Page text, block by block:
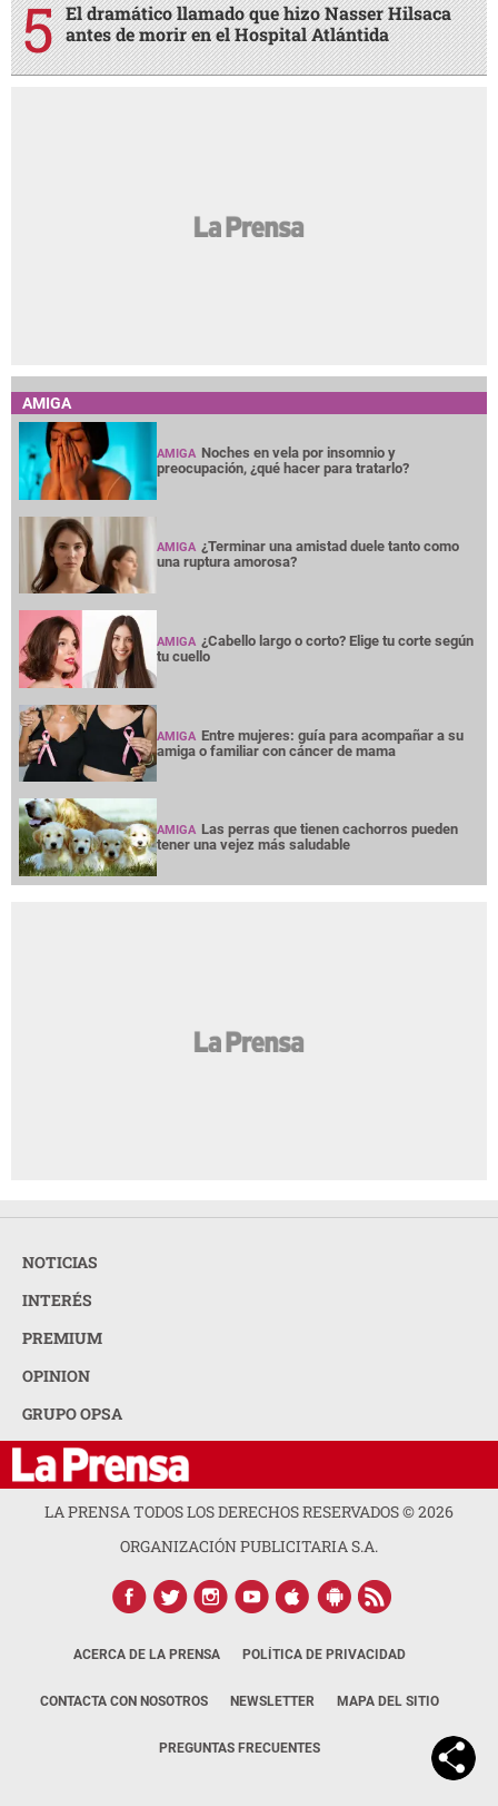
El dramático llamado que hizo Nasser Hilsaca
antes de morir en el Hospital Atlántida
AMIGA
AMIGA Noches en vela por insomnio y
preocupación, ¿qué hacer para tratarlo?
AMIGA ¿Terminar una amistad duele tanto como
una ruptura amorosa?
AMIGA ¿Cabello largo o corto? Elige tu corte según
tu cuello
AMIGA Entre mujeres: guía para acompañar a su
amiga o familiar con cáncer de mama
AMIGA Las perras que tienen cachorros pueden
tener una vejez más saludable
NOTICIAS
INTERÉS
PREMIUM
OPINION
GRUPO OPSA
LA PRENSA TODOS LOS DERECHOS RESERVADOS ©2026
ORGANIZACIÓN PUBLICITARIA S.A.
ACERCA DE LA PRENSA POLÍTICA DE PRIVACIDAD
CONTACTA CON NOSOTROS NEWSLETTER MAPA DEL SITIO
PREGUNTAS FRECUENTES